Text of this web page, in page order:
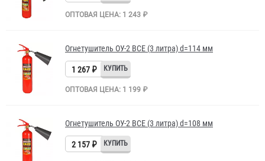
ОПТОВАЯ ЦЕНА: 1 243 ₽
Огнетушитель ОУ-2 BCE (3 литра) d=114 мм
1 267 ₽
ОПТОВАЯ ЦЕНА: 1 199 ₽
Огнетушитель ОУ-2 BCE (3 литра) d=108 мм
2 157 ₽